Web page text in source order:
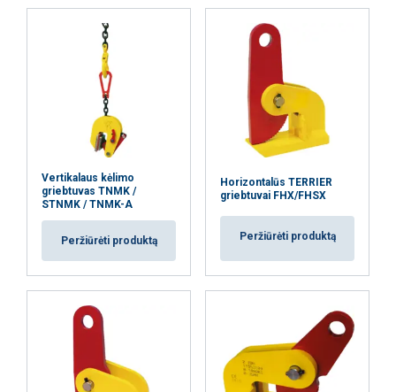
Vertikalaus kėlimo
griebtuvas TNMK /
STNMK / TNMK-A
Peržiūrėti produktą
Horizontalūs TERRIER
griebtuvai FHX/FHSX
Peržiūrėti produktą